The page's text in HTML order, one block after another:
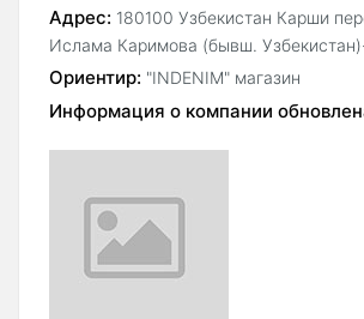
Адрес: 180100 Узбекистан Карши
Ислама Каримова (бывш.
Ориентир: "INDENIM" магазин
Информация о компании